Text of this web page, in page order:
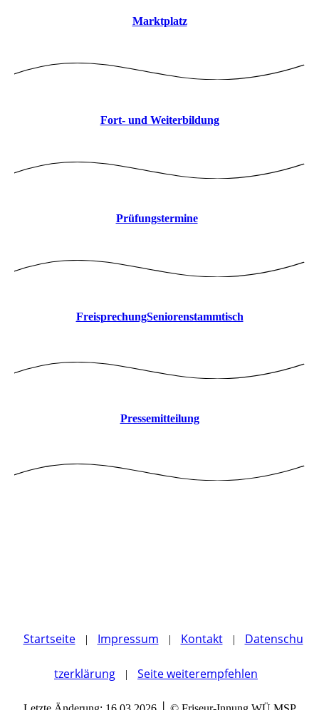
Marktplatz
Fort- und Weiterbildung
Prüfungstermine
FreisprechungSeniorenstammtisch
Pressemitteilung
Startseite | Impressum | Kontakt | Datenschu
tzerklärung | Seite weiterempfehlen